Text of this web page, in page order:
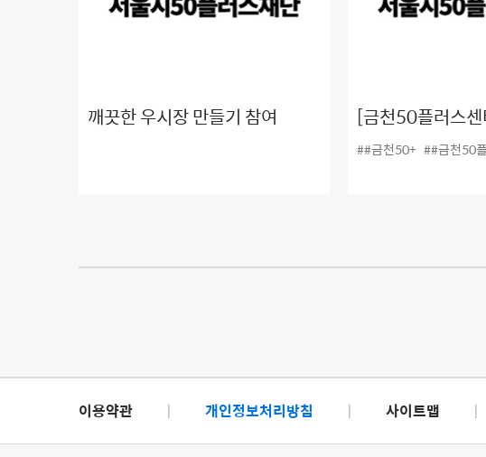
깨끗한 우시장 만들기 참여
[금천50플러스
좌 6탄! #ICT활용
##금천50+ ##금천50
이용약관 | 개인정보처리방침 | 사이트맵 |